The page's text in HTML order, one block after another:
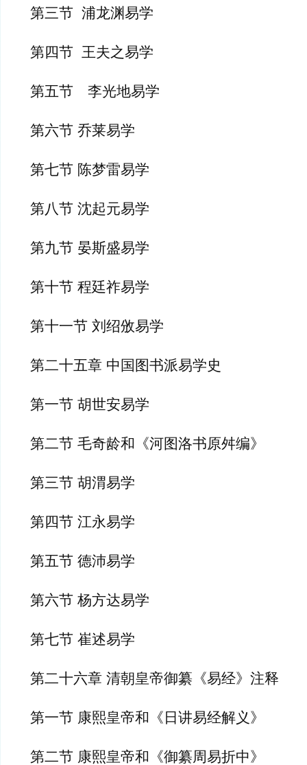
第三节  浦龙渊易学
第四节  王夫之易学
第五节　李光地易学
第六节 乔莱易学
第七节 陈梦雷易学
第八节 沈起元易学
第九节 晏斯盛易学
第十节 程廷祚易学
第十一节 刘绍攽易学
第二十五章 中国图书派易学史
第一节 胡世安易学
第二节 毛奇龄和《河图洛书原舛编》
第三节 胡渭易学
第四节 江永易学
第五节 德沛易学
第六节 杨方达易学
第七节 崔述易学
第二十六章 清朝皇帝御纂《易经》注释
第一节 康熙皇帝和《日讲易经解义》
第二节 康熙皇帝和《御纂周易折中》